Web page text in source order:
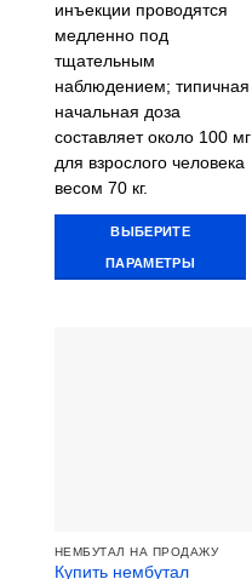
инъекции проводятся
медленно под
тщательным
наблюдением; типичная
начальная доза
составляет около 100 мг
для взрослого человека
весом 70 кг.
ВЫБЕРИТЕ
ПАРАМЕТРЫ
товара.
НЕМБУТАЛ НА ПРОДАЖУ
Купить нембутал